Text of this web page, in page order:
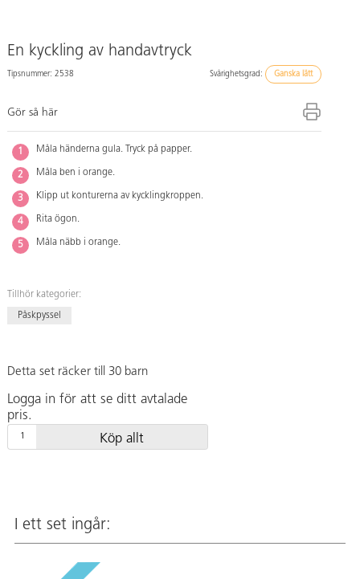
En kyckling av handavtryck
Tipsnummer: 2538 Svårighetsgrad: Ganska lätt
Gör så här
Måla händerna gula. Tryck på papper.
Måla ben i orange.
Klipp ut konturerna av kycklingkroppen.
Rita ögon.
Måla näbb i orange.
Tillhör kategorier:
Påskpyssel
Detta set räcker till 30 barn
Logga in för att se ditt avtalade
pris.
Köp allt
I ett set ingår: